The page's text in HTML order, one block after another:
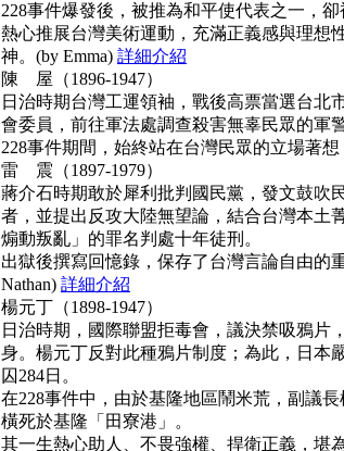
228事件爆發後，被推為和平使代表之一，
熱心推展台灣美術運動，充滿正義感與理想
神。(by Emma) 詳細介紹
陳 屋（1896-1947）
日治時期台灣工運領袖，戰後高票當選台北
會委員，前往軍法處調查殺害無辜民眾的軍
228事件期間，始終站在台灣民眾的立場著
雷 震（1897-1979）
蔣介石時期敢於犀利批判國民黨，發文鼓吹
者，並提出反攻大陸無望論，結合台灣本土
煽動叛亂」的罪名判處十年徒刑。
出獄後撰寫回憶錄，保存了台灣言論自由的
Nathan) 詳細介紹
楊元丁（1898-1947）
日治時期，國際聯盟拒毒會，議決禁吸鴉片
身。楊元丁反對此種鴉片制度；為此，日本
囚284日。
在228事件中，由於基隆地區鬧米荒，副議
橫死於基隆「田寮港」。
其一生熱心助人、不畏強權、捍衛正義，堪